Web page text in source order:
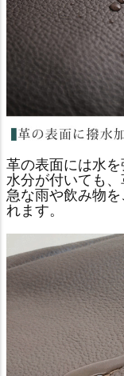
革の表面には水を
水分が付いても、
急な雨や飲み物
れます。